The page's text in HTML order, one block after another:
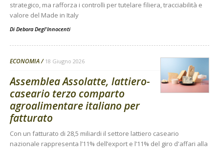
strategico, ma rafforza i controlli per tutelare filiera, tracciabilità e
valore del Made in Italy
Di Debora Degl'Innocenti
ECONOMIA 18 Giugno 2026
Assemblea Assolatte, lattiero-
caseario terzo comparto
agroalimentare italiano per
fatturato
Con un fatturato di 28,5 miliardi il settore lattiero caseario
nazionale rappresenta l’11% dell’export e l’11% del giro d'affari alla